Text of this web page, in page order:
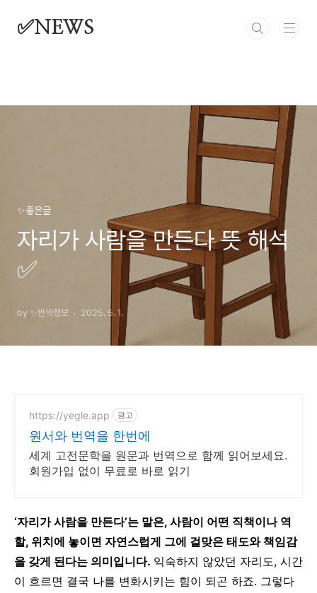
✅NEWS
✨좋은글
자리가 사람을 만든다 뜻 해석
✅
by ✨반짝정보 2025. 5. 1.
https://yegle.app 광고
원서와 번역을 한번에
세계 고전문학을 원문과 번역으로 함께 읽어보세요.
회원가입 없이 무료로 바로 읽기
‘자리가 사람을 만든다’는 말은, 사람이 어떤 직책이나 역
할, 위치에 놓이면 자연스럽게 그에 걸맞은 태도와 책임감
을 갖게 된다는 의미입니다. 익숙하지 않았던 자리도, 시간
이 흐르면 결국 나를 변화시키는 힘이 되곤 하죠. 그렇다